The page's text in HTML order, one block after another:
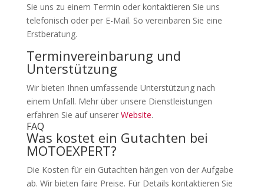
Sie uns zu einem Termin oder kontaktieren Sie uns
telefonisch oder per E-Mail. So vereinbaren Sie eine
Erstberatung.
Terminvereinbarung und
Unterstützung
Wir bieten Ihnen umfassende Unterstützung nach
einem Unfall. Mehr über unsere Dienstleistungen
erfahren Sie auf unserer Website.
FAQ
Was kostet ein Gutachten bei
MOTOEXPERT?
Die Kosten für ein Gutachten hängen von der Aufgabe
ab. Wir bieten faire Preise. Für Details kontaktieren Sie